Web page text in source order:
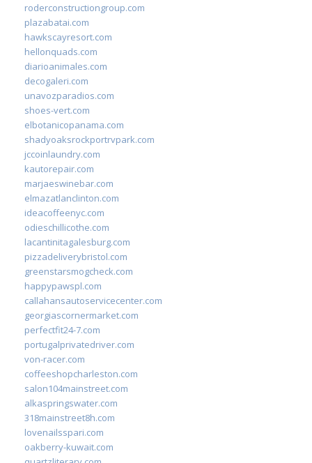
roderconstructiongroup.com
plazabatai.com
hawkscayresort.com
hellonquads.com
diarioanimales.com
decogaleri.com
unavozparadios.com
shoes-vert.com
elbotanicopanama.com
shadyoaksrockportrvpark.com
jccoinlaundry.com
kautorepair.com
marjaeswinebar.com
elmazatlanclinton.com
ideacoffeenyc.com
odieschillicothe.com
lacantinitagalesburg.com
pizzadeliverybristol.com
greenstarsmogcheck.com
happypawspl.com
callahansautoservicecenter.com
georgiascornermarket.com
perfectfit24-7.com
portugalprivatedriver.com
von-racer.com
coffeeshopcharleston.com
salon104mainstreet.com
alkaspringswater.com
318mainstreet8h.com
lovenailsspari.com
oakberry-kuwait.com